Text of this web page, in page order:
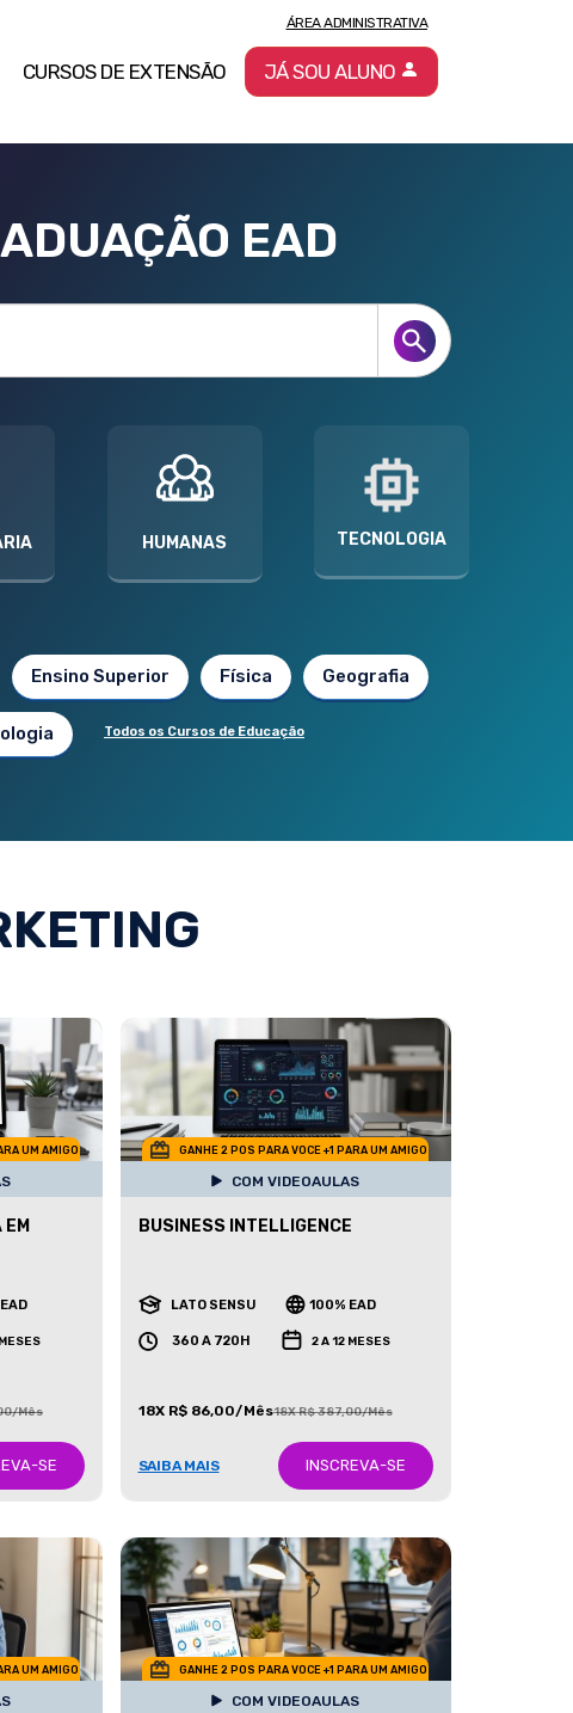
CURSOS DE EXTENSÃO
ÁREA ADMINISTRATIVA
JÁ SOU ALUNO
EAD
HUMANAS TECNOLOGIA
Ensino Superior Física Geografia
Todos os Cursos de Educação
UM AMIGO
Mês
SE
GANHE 2 POS PARA VOCE +1 PARA UM AMIGO
COM VIDEOAULAS
BUSINESS INTELLIGENCE
LATO SENSU 100% EAD
360 A 720H 2 A 12 MESES
18X R$ 86,00/Mês18X R$ 387,00/Mês
SAIBA MAIS INSCREVA-SE
UM AMIGO GANHE 2 POS PARA VOCE +1 PARA UM AMIGO
COM VIDEOAULAS